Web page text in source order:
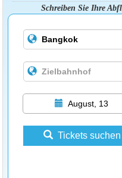
Schreiben Sie Ihre
August, 13
Tickets suchen